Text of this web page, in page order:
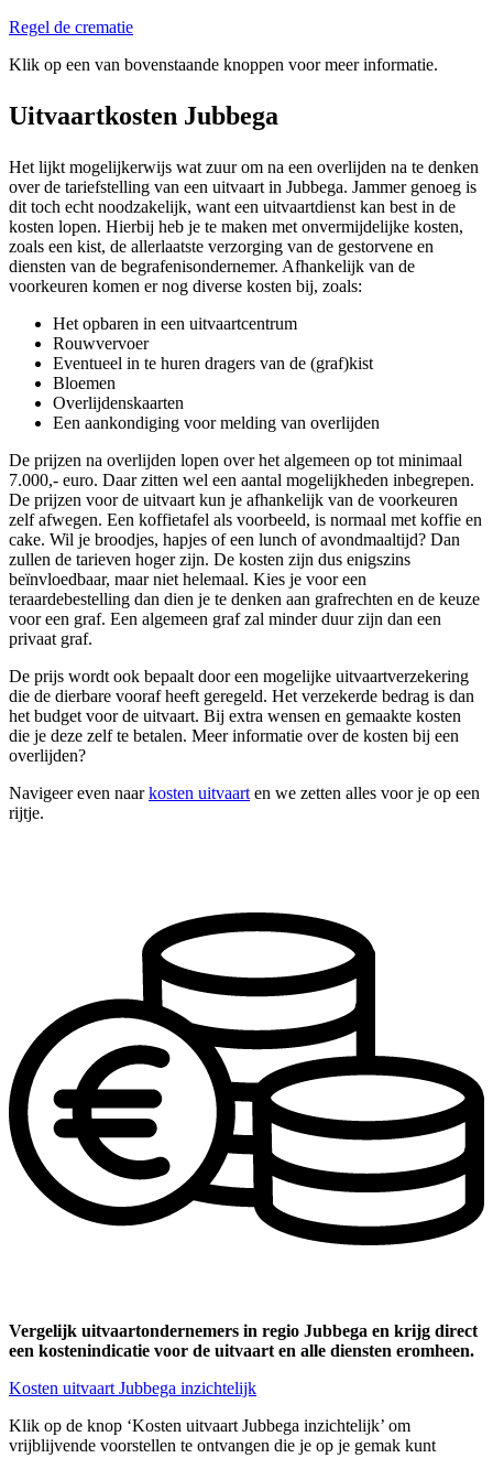
Regel de crematie
Klik op een van bovenstaande knoppen voor meer informatie.
Uitvaartkosten Jubbega
Het lijkt mogelijkerwijs wat zuur om na een overlijden na te denken
over de tariefstelling van een uitvaart in Jubbega. Jammer genoeg is
dit toch echt noodzakelijk, want een uitvaartdienst kan best in de
kosten lopen. Hierbij heb je te maken met onvermijdelijke kosten,
zoals een kist, de allerlaatste verzorging van de gestorvene en
diensten van de begrafenisondernemer. Afhankelijk van de
voorkeuren komen er nog diverse kosten bij, zoals:
Het opbaren in een uitvaartcentrum
Rouwvervoer
Eventueel in te huren dragers van de (graf)kist
Bloemen
Overlijdenskaarten
Een aankondiging voor melding van overlijden
De prijzen na overlijden lopen over het algemeen op tot minimaal
7.000,- euro. Daar zitten wel een aantal mogelijkheden inbegrepen.
De prijzen voor de uitvaart kun je afhankelijk van de voorkeuren
zelf afwegen. Een koffietafel als voorbeeld, is normaal met koffie en
cake. Wil je broodjes, hapjes of een lunch of avondmaaltijd? Dan
zullen de tarieven hoger zijn. De kosten zijn dus enigszins
beïnvloedbaar, maar niet helemaal. Kies je voor een
teraardebestelling dan dien je te denken aan grafrechten en de keuze
voor een graf. Een algemeen graf zal minder duur zijn dan een
privaat graf.
De prijs wordt ook bepaalt door een mogelijke uitvaartverzekering
die de dierbare vooraf heeft geregeld. Het verzekerde bedrag is dan
het budget voor de uitvaart. Bij extra wensen en gemaakte kosten
die je deze zelf te betalen. Meer informatie over de kosten bij een
overlijden?
Navigeer even naarkosten uitvaart en we zetten alles voor je op een
rijtje.
Vergelijk uitvaartondernemers in regio Jubbega en krijg direct
een kostenindicatie voor de uitvaart en alle diensten eromheen.
Kosten uitvaart Jubbega inzichtelijk
Klik op de knop ‘Kosten uitvaart Jubbega inzichtelijk’ om
vrijblijvende voorstellen te ontvangen die je op je gemak kunt